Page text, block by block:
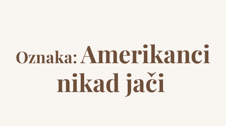
Oznaka:Amerikanci
nikad jači